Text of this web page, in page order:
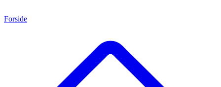
Forside